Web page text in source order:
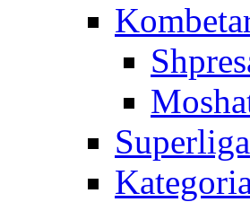
Superliga